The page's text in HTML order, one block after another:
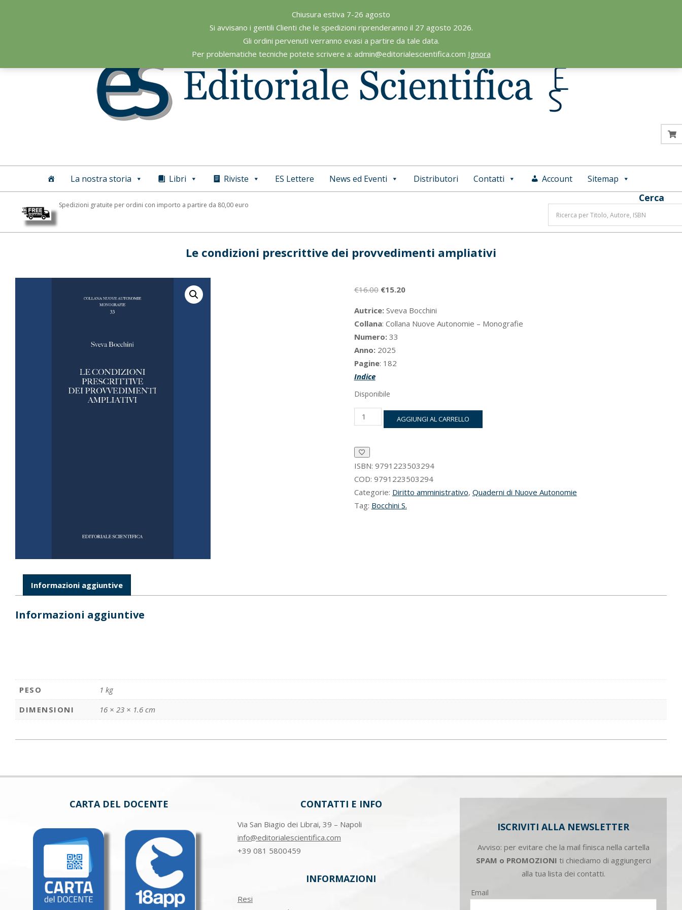
Chiusura estiva 7-26 agosto
Si avvisano i gentili Clienti che le spedizioni riprenderanno il 27 agosto 2026.
Gli ordini pervenuti verranno evasi a partire da tale data.
Per problematiche tecniche potete scrivere a: admin@editorialescientifica.com Ignora
Editoriale
Scientifica
Primary
La nostra storia Libri Riviste ES Lettere News ed Eventi Distributori Contatti Account Sitemap
Spedizioni gratuite per ordini con importo a partire da 80,00 euro
Cerca
Le condizioni prescrittive dei provvedimenti ampliativi
€16.00 Il
originale
era:
€16.00.
€15.20Il
attuale
è:
Autrice: Sveva Bocchini
Collana: Collana Nuove Autonomie – Monografie
Numero: 33
Anno: 2025
Pagine: 182
Indice
Disponibile
condizioni
provvedimenti
ampliativi
quantità
AGGIUNGI AL CARRELLO
ISBN: 9791223503294
COD: 9791223503294
Categorie: Diritto amministrativo, Quaderni di Nuove Autonomie
Tag: Bocchini S.
Informazioni aggiuntive
Informazioni aggiuntive
PESO
1 kg
DIMENSIONI
16 × 23 × 1.6 cm
CARTA DEL DOCENTE CONTATTI E INFO
Via San Biagio dei Librai, 39 – Napoli
info@editorialescientifica.com
+39 081 5800459
INFORMAZIONI
Resi
ISCRIVITI ALLA NEWSLETTER
Avviso: per evitare che la mail finisca nella cartella
SPAM o PROMOZIONI ti chiediamo di aggiungerci
alla tua lista dei contatti.
Email